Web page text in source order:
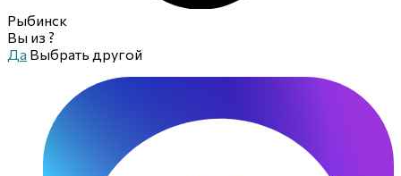
Рыбинск
Вы из ?
Да Выбрать другой